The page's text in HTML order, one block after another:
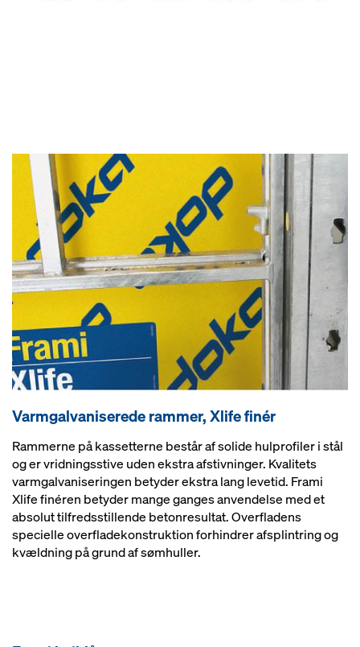
Varmgalvaniserede rammer, Xlife finér
Rammerne på kassetterne består af solide hulprofiler i stål
og er vridningsstive uden ekstra afstivninger. Kvalitets
varmgalvaniseringen betyder ekstra lang levetid. Frami
Xlife finéren betyder mange ganges anvendelse med et
absolut tilfredsstillende betonresultat. Overfladens
specielle overfladekonstruktion forhindrer afsplintring og
kvældning på grund af sømhuller.